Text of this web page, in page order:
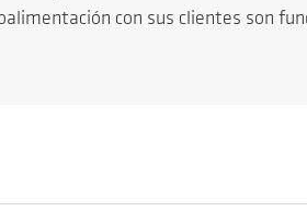
con sus clientes son